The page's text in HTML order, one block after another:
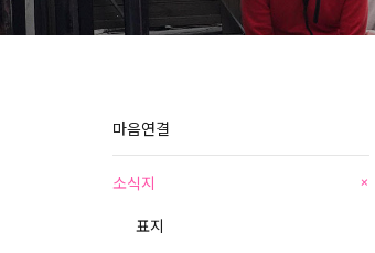
마음연결
소식지 +
표지